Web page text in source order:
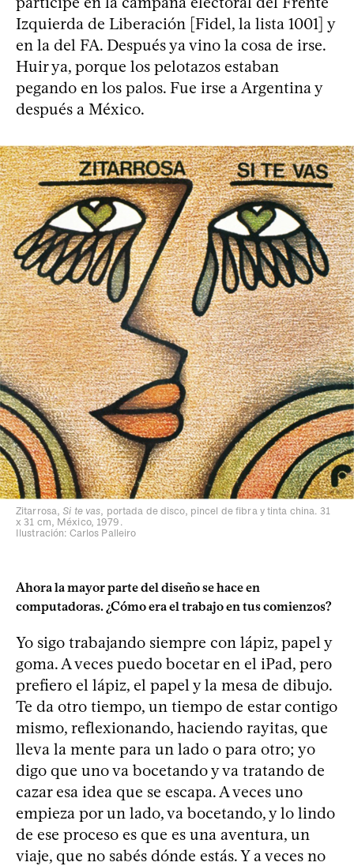
Izquierda de Liberación [Fidel, la lista 1001] y
en la del FA. Después ya vino la cosa de irse.
Huir ya, porque los pelotazos estaban
pegando en los palos. Fue irse a Argentina y
después a México.
Zitarrosa,Si te vas, portada de disco, pincel de fibra y tinta china. 31
x 31 cm, México, 1979.
Ilustración: Carlos Palleiro
Ahora la mayor parte del diseño se hace en
computadoras. ¿Cómo era el trabajo en tus comienzos?
Yo sigo trabajando siempre con lápiz, papel y
goma. A veces puedo bocetar en el iPad, pero
prefiero el lápiz, el papel y la mesa de dibujo.
Te da otro tiempo, un tiempo de estar contigo
mismo, reflexionando, haciendo rayitas, que
lleva la mente para un lado o para otro; yo
digo que uno va bocetando y va tratando de
cazar esa idea que se escapa. A veces uno
empieza por un lado, va bocetando, y lo lindo
de ese proceso es que es una aventura, un
viaje, que no sabés dónde estás. Y a veces no